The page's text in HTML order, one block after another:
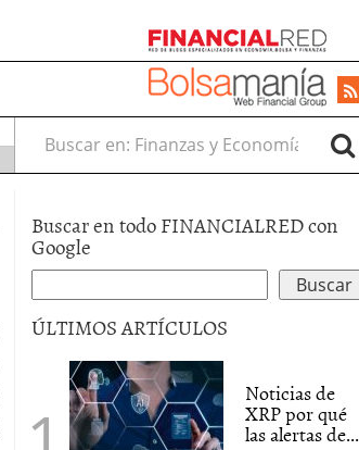
Buscar en:
Buscar en todo FINANCIALRED con
Google
ÚLTIMOS ARTÍCULOS
Noticias de
XRP por qué
las alertas de...